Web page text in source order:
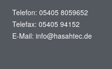
Telefon: 05405 8059652
Telefax: 05405 94152
E-Mail: info@hasahtec.de